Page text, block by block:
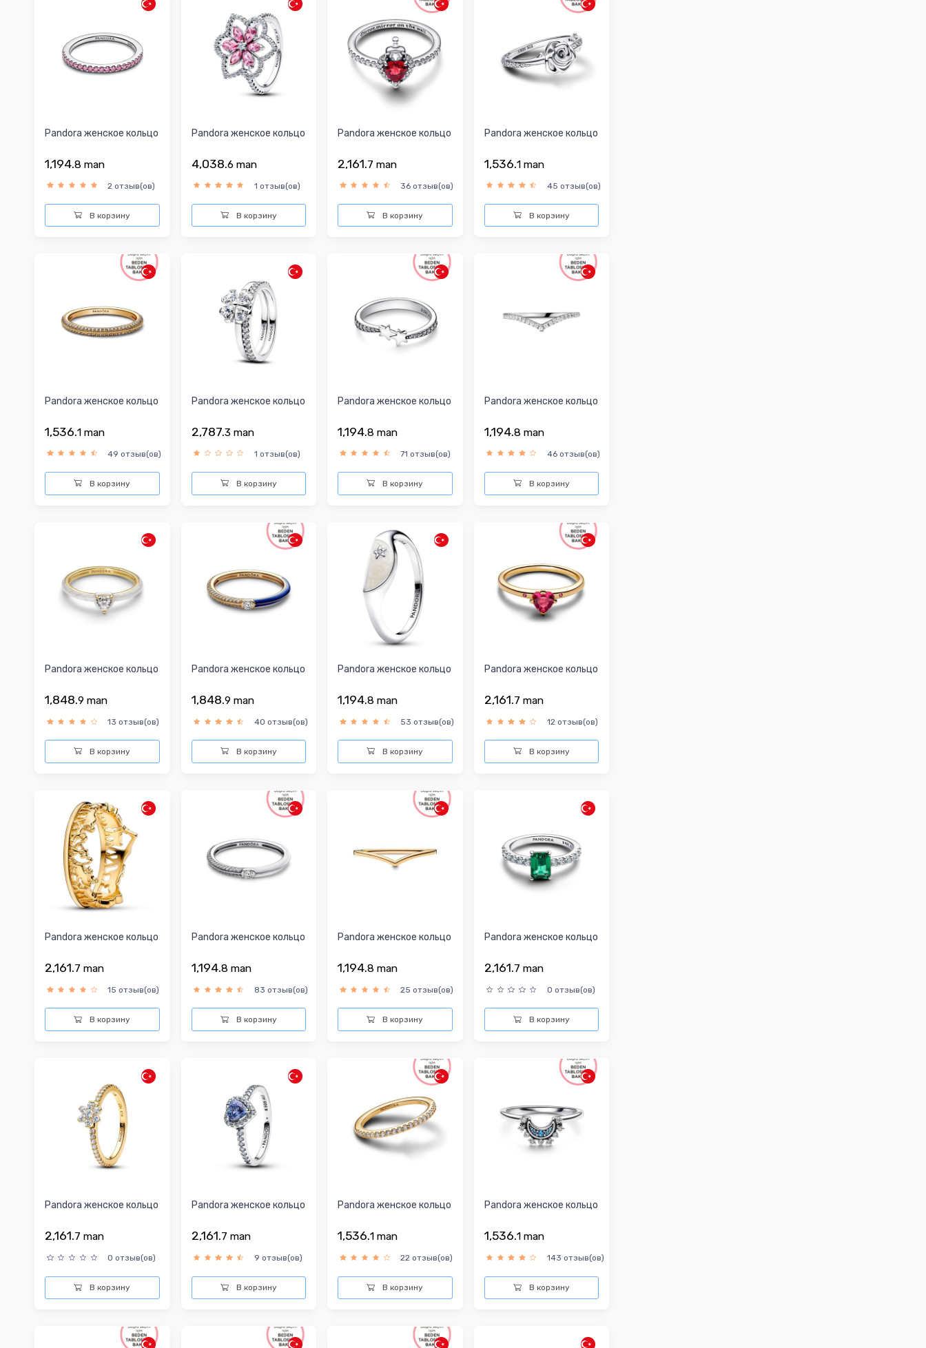
Pandora женское кольцо
1,194.8 man
2 отзыв(ов)
В корзину
Pandora женское кольцо
4,038.6 man
1 отзыв(ов)
В корзину
Pandora женское кольцо
2,161.7 man
36 отзыв(ов)
В корзину
Pandora женское кольцо
1,536.1 man
45 отзыв(ов)
В корзину
Pandora женское кольцо
1,536.1 man
49 отзыв(ов)
В корзину
Pandora женское кольцо
2,787.3 man
1 отзыв(ов)
В корзину
Pandora женское кольцо
1,194.8 man
71 отзыв(ов)
В корзину
Pandora женское кольцо
1,194.8 man
46 отзыв(ов)
В корзину
Pandora женское кольцо
1,848.9 man
13 отзыв(ов)
В корзину
Pandora женское кольцо
1,848.9 man
40 отзыв(ов)
В корзину
Pandora женское кольцо
1,194.8 man
53 отзыв(ов)
В корзину
Pandora женское кольцо
2,161.7 man
12 отзыв(ов)
В корзину
Pandora женское кольцо
2,161.7 man
15 отзыв(ов)
В корзину
Pandora женское кольцо
1,194.8 man
83 отзыв(ов)
В корзину
Pandora женское кольцо
1,194.8 man
25 отзыв(ов)
В корзину
Pandora женское кольцо
2,161.7 man
0 отзыв(ов)
В корзину
Pandora женское кольцо
2,161.7 man
0 отзыв(ов)
В корзину
Pandora женское кольцо
2,161.7 man
9 отзыв(ов)
В корзину
Pandora женское кольцо
1,536.1 man
22 отзыв(ов)
В корзину
Pandora женское кольцо
1,536.1 man
143 отзыв(ов)
В корзину